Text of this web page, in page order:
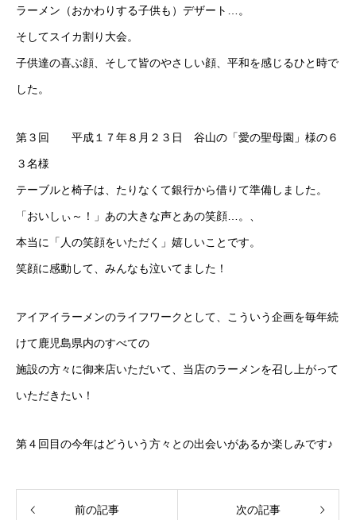
ラーメン（おかわりする子供も）デザート…。
そしてスイカ割り大会。
子供達の喜ぶ顔、そして皆のやさしい顔、平和を感じるひと時で
した。
第３回 平成１７年８月２３日 谷山の「愛の聖母園」様の６
３名様
テーブルと椅子は、たりなくて銀行から借りて準備しました。
「おいしぃ～！」あの大きな声とあの笑顔…。、
本当に「人の笑顔をいただく」嬉しいことです。
笑顔に感動して、みんなも泣いてました！
アイアイラーメンのライフワークとして、こういう企画を毎年続
けて鹿児島県内のすべての
施設の方々に御来店いただいて、当店のラーメンを召し上がって
いただきたい！
第４回目の今年はどういう方々との出会いがあるか楽しみです♪
前の記事 次の記事